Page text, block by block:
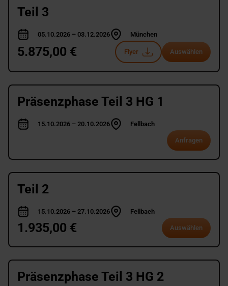
Teil 3
05.10.2026 – 03.12.2026 München
5.875,00 € Flyer Auswählen
Präsenzphase Teil 3 HG 1
15.10.2026 – 20.10.2026 Fellbach
Anfragen
Teil 2
15.10.2026 – 27.10.2026 Fellbach
1.935,00 € Auswählen
Präsenzphase Teil 3 HG 2